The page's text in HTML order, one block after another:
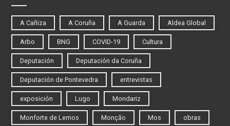
A Cañiza A Coruña A Guarda Aldea Global
Arbo BNG COVID-19 Cultura
Deputación Deputación da Coruña
Deputación de Pontevedra entrevistas
exposición Lugo Mondariz
Monforte de Lemos Monção Mos obras